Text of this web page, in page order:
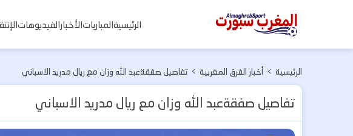
المغرب
الرئيسيةالمبارياتالأخبارالفيديوهات
الرئيسية > أخبار الفرق المغربية > تفاصيل صفقةعبد الله وزان مع ريال مدريد الاسباني
تفاصيل صفقةعبد الله وزان مع ريال مدريد الاسباني